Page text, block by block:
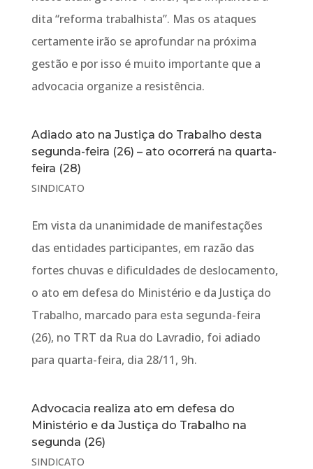
dita “reforma trabalhista”. Mas os ataques
certamente irão se aprofundar na próxima
gestão e por isso é muito importante que a
advocacia organize a resistência.
Adiado ato na Justiça do Trabalho desta
segunda-feira (26) – ato ocorrerá na quarta-
feira (28)
SINDICATO
Em vista da unanimidade de manifestações
das entidades participantes, em razão das
fortes chuvas e dificuldades de deslocamento,
o ato em defesa do Ministério e da Justiça do
Trabalho, marcado para esta segunda-feira
(26), no TRT da Rua do Lavradio, foi adiado
para quarta-feira, dia 28/11, 9h.
Advocacia realiza ato em defesa do
Ministério e da Justiça do Trabalho na
segunda (26)
SINDICATO